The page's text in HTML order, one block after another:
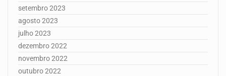
setembro 2023
agosto 2023
julho 2023
dezembro 2022
novembro 2022
outubro 2022